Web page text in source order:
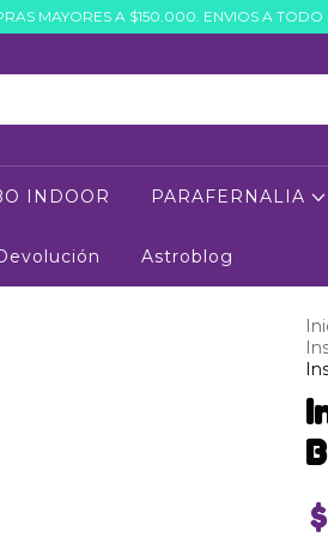
MAYORES A $150.000. ENVIOS A TODO
INDOOR PARAFERNALIA
Astroblog